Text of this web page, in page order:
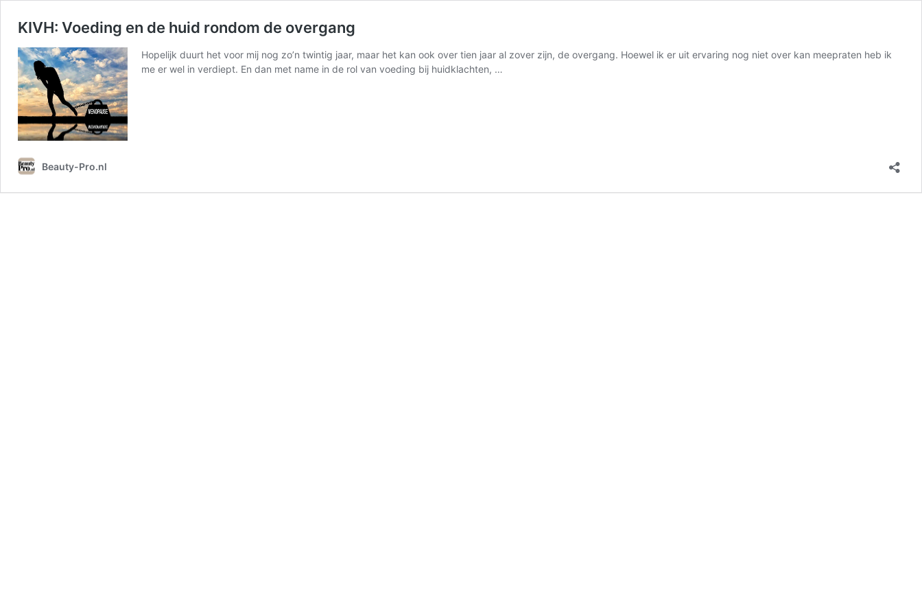
KIVH: Voeding en de huid rondom de overgang
Hopelijk duurt het voor mij nog zo’n twintig jaar, maar het kan ook over tien jaar al zover zijn, de overgang. Hoewel ik er uit ervaring nog niet over kan meepraten heb ik
me er wel in verdiept. En dan met name in de rol van voeding bij huidklachten, …
Beauty-Pro.nl